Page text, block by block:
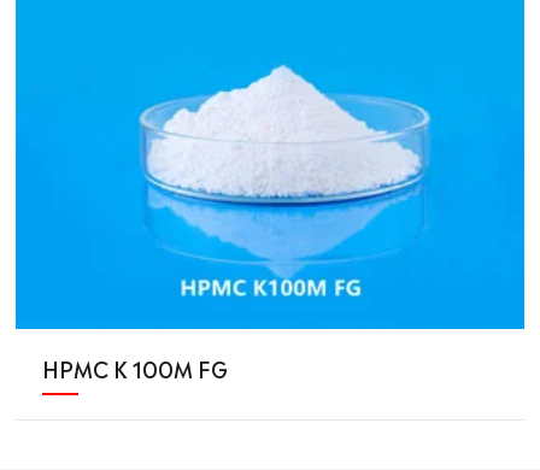
HPMC K 100M FG